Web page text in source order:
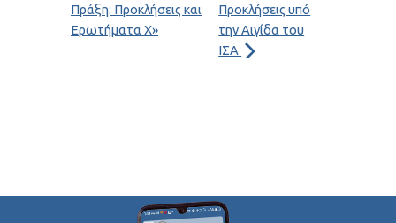
Πράξη: Προκλήσεις και
Ερωτήματα Χ»
Προκλήσεις υπό
την Αιγίδα του
ΙΣΑ